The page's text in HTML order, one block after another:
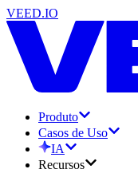
VEED.IO
Produto
Casos de Uso
IA
Recursos